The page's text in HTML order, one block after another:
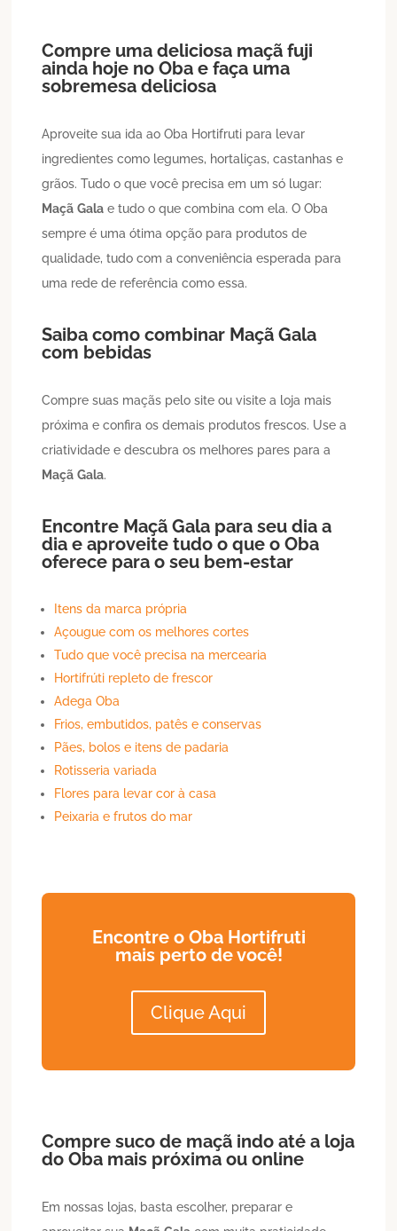
Compre uma deliciosa maçã fuji
ainda hoje no Oba e faça uma
sobremesa deliciosa
Aproveite sua ida ao Oba Hortifruti para levar
ingredientes como legumes, hortaliças, castanhas e
grãos. Tudo o que você precisa em um só lugar:
Maçã Gala e tudo o que combina com ela. O Oba
sempre é uma ótima opção para produtos de
qualidade, tudo com a conveniência esperada para
uma rede de referência como essa.
Saiba como combinar Maçã Gala
com bebidas
Compre suas maçãs pelo site ou visite a loja mais
próxima e confira os demais produtos frescos. Use a
criatividade e descubra os melhores pares para a
Maçã Gala.
Encontre Maçã Gala para seu dia a
dia e aproveite tudo o que o Oba
oferece para o seu bem-estar
Itens da marca própria
Açougue com os melhores cortes
Tudo que você precisa na mercearia
Hortifrúti repleto de frescor
Adega Oba
Frios, embutidos, patês e conservas
Pães, bolos e itens de padaria
Rotisseria variada
Flores para levar cor à casa
Peixaria e frutos do mar
Encontre o Oba Hortifruti
mais perto de você!
Clique Aqui
Compre suco de maçã indo até a loja
do Oba mais próxima ou online
Em nossas lojas, basta escolher, preparar e